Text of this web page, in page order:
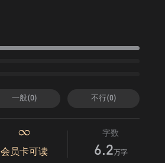
一般(0) 不行(0)
会员卡可读
字数
6.2万字